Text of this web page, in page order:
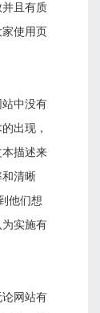
且有质
使用页
中没有
出现，
描述来
清晰
他们想
实施有
网站有